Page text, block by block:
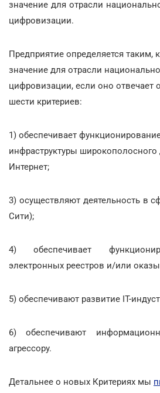
значение для отрасли
цифровизации.
Предприятие определяется таким,
значение для отрасли
цифровизации, если оно отвечает
шести критериев:
1) обеспечивает
инфраструктуры широкополосного
Интернет;
3) осуществляют деятельность в
Сити);
4) обеспечивает
электронных реестров и/или
5) обеспечивают развитие ІТ-
6) обеспечивают
агрессору.
Детальнее о новых Критериях мы